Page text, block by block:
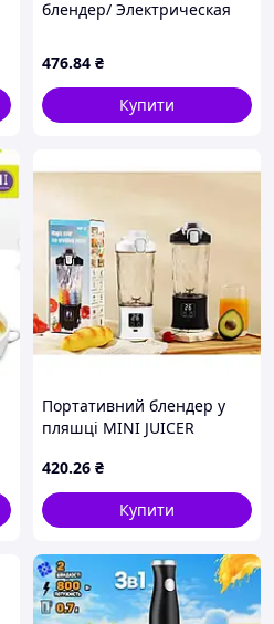
блендер/ Электрическая
Портативний блендер/
Бездротовий соковитискач
476.84 ₴
Купити
Портативний блендер у
пляшці MINI JUICER
420.26 ₴
Купити